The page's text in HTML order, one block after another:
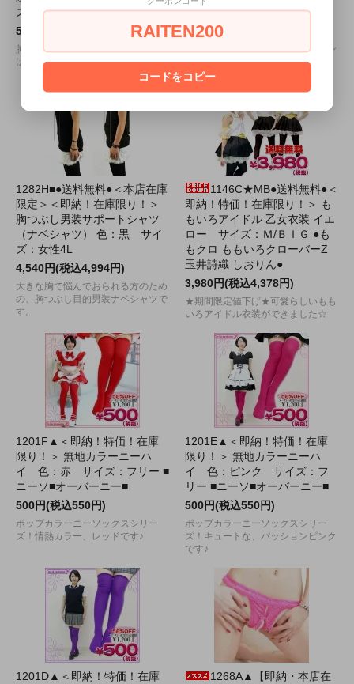
ズ：Ｍ/ＢＩＧ
5,280円(税込5,808円)
胸当ての刺繍が可愛い清純セーラー
はいかがですか？
ク サイズ：Ｍ
2,530円(税込2,783円)
やや短め丈のキャミソールのフロン
トはチャイナボタン。
1282H■●送料無料●＜本店在庫
限定＞＜即納！在庫限り！＞
胸つぶし男装サポートシャツ
（ナベシャツ） 色：黒 サイ
ズ：女性4L
4,540円(税込4,994円)
大きな胸で悩んでおられる方のため
の、胸つぶし目的男装ナベシャツで
す。
1146C★MB●送料無料●＜
即納！特価！在庫限り！＞ も
もいろアイドル 乙女衣装 イエ
ロー サイズ：Ｍ/ＢＩＧ ●も
もクロ ももいろクローバーZ
玉井詩織 しおりん●
3,980円(税込4,378円)
★期間限定値下げ★可愛らしいもも
いろアイドル衣装ができました☆
1201F▲＜即納！特価！在庫
限り！＞ 無地カラーニーハ
イ 色：赤 サイズ：フリー ■
ニーソ■オーバーニー■
500円(税込550円)
ポップカラーニーソックスシリー
ズ！情熱カラー、レッドです♪
1201E▲＜即納！特価！在庫
限り！＞ 無地カラーニーハ
イ 色：ピンク サイズ：フ
リー ■ニーソ■オーバーニー■
500円(税込550円)
ポップカラーニーソックスシリー
ズ！キュートな、パッションピンク
です♪
1201D▲＜即納！特価！在庫
1268A▲【即納・本店在
RAITEN200
コードをコピー